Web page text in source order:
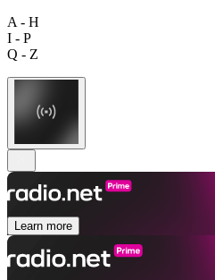
A - H
I - P
Q - Z
Learn more